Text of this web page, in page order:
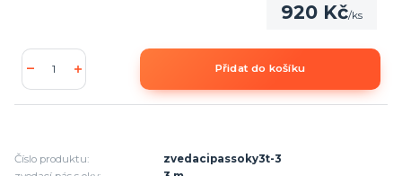
920 Kč/ks
Přidat do košíku
Číslo produktu:
zvedacipassoky3t-3